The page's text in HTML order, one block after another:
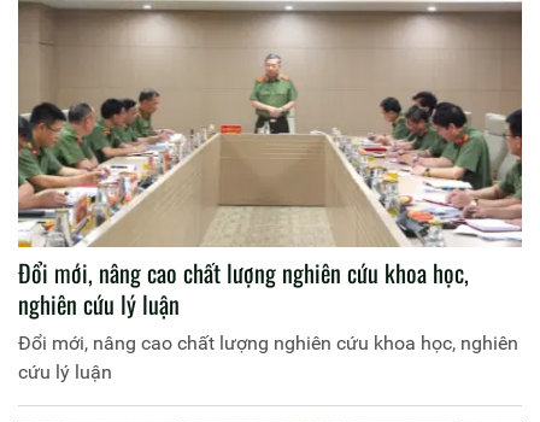
Đổi mới, nâng cao chất lượng nghiên cứu khoa học,
nghiên cứu lý luận
Đổi mới, nâng cao chất lượng nghiên cứu khoa học, nghiên
cứu lý luận